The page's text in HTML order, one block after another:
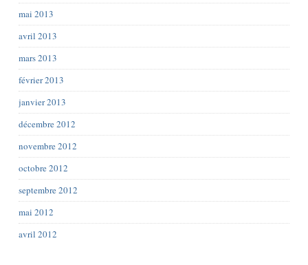
mai 2013
avril 2013
mars 2013
février 2013
janvier 2013
décembre 2012
novembre 2012
octobre 2012
septembre 2012
mai 2012
avril 2012